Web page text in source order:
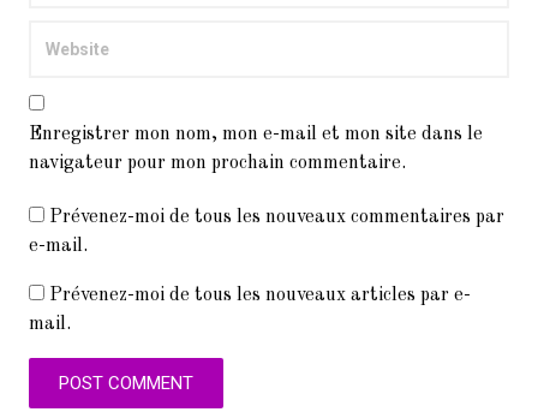
Enregistrer mon nom, mon e-mail et mon site dans le
navigateur pour mon prochain commentaire.
Prévenez-moi de tous les nouveaux commentaires par
e-mail.
Prévenez-moi de tous les nouveaux articles par e-
mail.